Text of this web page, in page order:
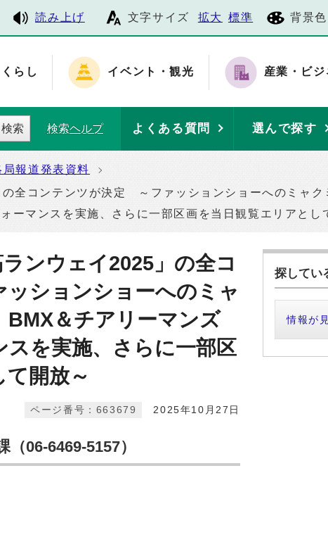
読み上げ 文字サイズ 拡大 標準 背景色
くらし イベント・観光 産業・ビジ
検索 検索ヘルプ よくある質問 選んで探す
報道発表資料
全コンテンツが決定 ～ファッションショーへのミャク
ーマンスを実施、さらに一部区画を当日観覧エリアとし
ンウェイ2025」の全コ
ションショーへのミャ
BMX＆チアリーマンズ
を実施、さらに一部区
開放～
2025年10月27日
ページ番号：663679
06-6469-5157）
探してい
情報が